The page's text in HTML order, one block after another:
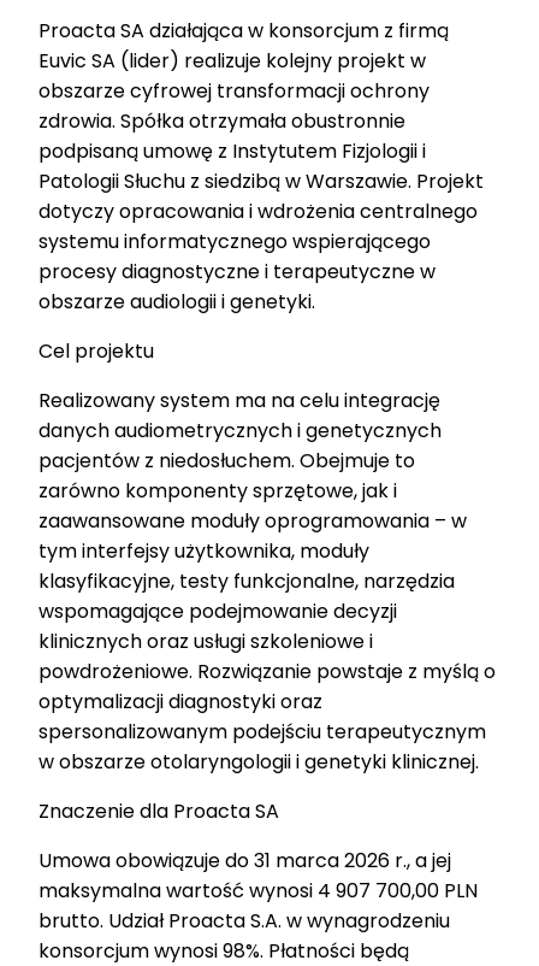
Proacta SA działająca w konsorcjum z firmą
Euvic SA (lider) realizuje kolejny projekt w
obszarze cyfrowej transformacji ochrony
zdrowia. Spółka otrzymała obustronnie
podpisaną umowę z Instytutem Fizjologii i
Patologii Słuchu z siedzibą w Warszawie. Projekt
dotyczy opracowania i wdrożenia centralnego
systemu informatycznego wspierającego
procesy diagnostyczne i terapeutyczne w
obszarze audiologii i genetyki.
Cel projektu
Realizowany system ma na celu integrację
danych audiometrycznych i genetycznych
pacjentów z niedosłuchem. Obejmuje to
zarówno komponenty sprzętowe, jak i
zaawansowane moduły oprogramowania – w
tym interfejsy użytkownika, moduły
klasyfikacyjne, testy funkcjonalne, narzędzia
wspomagające podejmowanie decyzji
klinicznych oraz usługi szkoleniowe i
powdrożeniowe. Rozwiązanie powstaje z myślą o
optymalizacji diagnostyki oraz
spersonalizowanym podejściu terapeutycznym
w obszarze otolaryngologii i genetyki klinicznej.
Znaczenie dla Proacta SA
Umowa obowiązuje do 31 marca 2026 r., a jej
maksymalna wartość wynosi 4 907 700,00 PLN
brutto. Udział Proacta S.A. w wynagrodzeniu
konsorcjum wynosi 98%. Płatności będą